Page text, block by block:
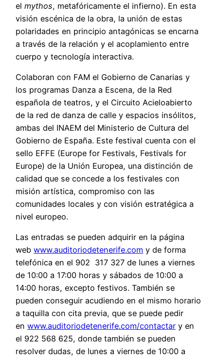
el mythos, metafóricamente el infierno). En esta
visión escénica de la obra, la unión de estas
polaridades en principio antagónicas se encarna
a través de la relación y el acoplamiento entre
cuerpo y tecnología interactiva.
Colaboran con FAM el Gobierno de Canarias y
los programas Danza a Escena, de la Red
española de teatros, y el Circuito Acieloabierto
de la red de danza de calle y espacios insólitos,
ambas del INAEM del Ministerio de Cultura del
Gobierno de España. Este festival cuenta con el
sello EFFE (Europe for Festivals, Festivals for
Europe) de la Unión Europea, una distinción de
calidad que se concede a los festivales con
misión artística, compromiso con las
comunidades locales y con visión estratégica a
nivel europeo.
Las entradas se pueden adquirir en la página
web www.auditoriodetenerife.com y de forma
telefónica en el 902 317 327 de lunes a viernes
de 10:00 a 17:00 horas y sábados de 10:00 a
14:00 horas, excepto festivos. También se
pueden conseguir acudiendo en el mismo horario
a taquilla con cita previa, que se puede pedir
en www.auditoriodetenerife.com/contactar y en
el 922 568 625, donde también se pueden
resolver dudas, de lunes a viernes de 10:00 a